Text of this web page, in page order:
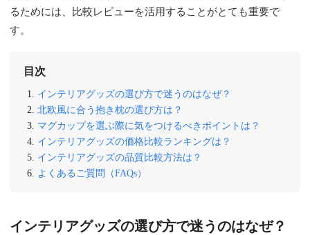
るためには、比較レビューを活用することがとても重要で
す。
目次
インテリアグッズの選び方で迷うのはなぜ？
北欧風に合う抱き枕の選び方は？
マグカップを選ぶ際に気をつけるべきポイントは？
インテリアグッズの価格比較ランキングは？
インテリアグッズの品質比較方法は？
よくあるご質問（FAQs）
インテリアグッズの選び方で迷うのはなぜ？